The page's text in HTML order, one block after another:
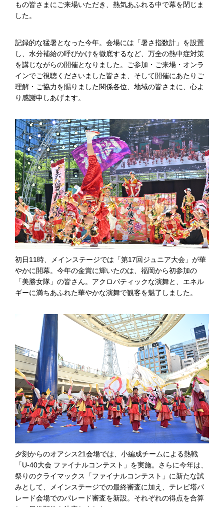
もの皆さまにご来場いただき、熱気あふれる中で幕を閉じま
した。
記録的な猛暑となった今年。会場には「暑さ指数計」を設置
し、水分補給の呼びかけを徹底するなど、万全の熱中症対策
を講じながらの開催となりました。ご参加・ご来場・オンラ
インでご視聴くださいました皆さま、そして開催にあたりご
理解・ご協力を賜りました関係各位、地域の皆さまに、心よ
り感謝申しあげます。
初日11時、メインステージでは「第17回ジュニア大会」が華
やかに開幕。今年の金賞に輝いたのは、福岡から初参加の
「美勝女隊」の皆さん。アクロバティックな演舞と、エネル
ギーに満ちあふれた華やかな演舞で観客を魅了しました。
夕刻からのオアシス21会場では、小編成チームによる熱戦
「U-40大会 ファイナルコンテスト」を実施。さらに今年は、
祭りのクライマックス「ファイナルコンテスト」に新たな試
みとして、メインステージでの最終審査に加え、テレビ塔パ
レード会場でのパレード審査を新設。それぞれの得点を合算